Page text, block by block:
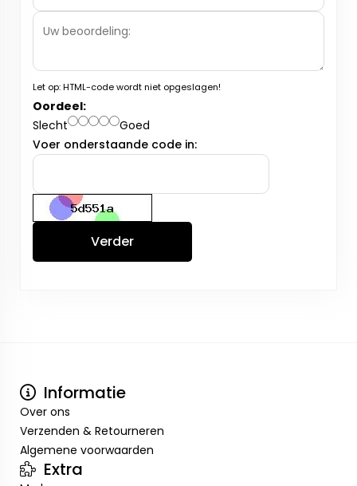
Let op:HTML-code wordt niet opgeslagen!
Oordeel:
Slecht
Goed
Voer onderstaande code in:
Verder
Informatie
Over ons
Verzenden & Retourneren
Algemene voorwaarden
Extra